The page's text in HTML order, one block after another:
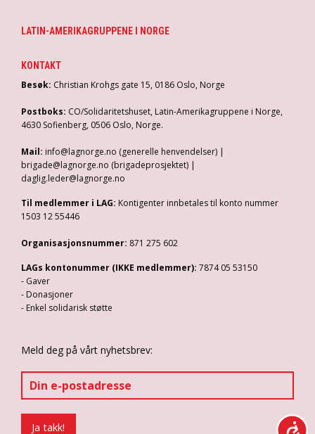
LATIN-AMERIKAGRUPPENE I NORGE
KONTAKT
Besøk: Christian Krohgs gate 15, 0186 Oslo, Norge
Postboks: CO/Solidaritetshuset, Latin-Amerikagruppene i Norge,
4630 Sofienberg, 0506 Oslo, Norge.
Mail: info@lagnorge.no (generelle henvendelser) |
brigade@lagnorge.no (brigadeprosjektet) |
daglig.leder@lagnorge.no
Til medlemmer i LAG: Kontigenter innbetales til konto nummer
1503 12 55446
Organisasjonsnummer: 871 275 602
LAGs kontonummer (IKKE medlemmer): 7874 05 53150
- Gaver
- Donasjoner
- Enkel solidarisk støtte
Meld deg på vårt nyhetsbrev: